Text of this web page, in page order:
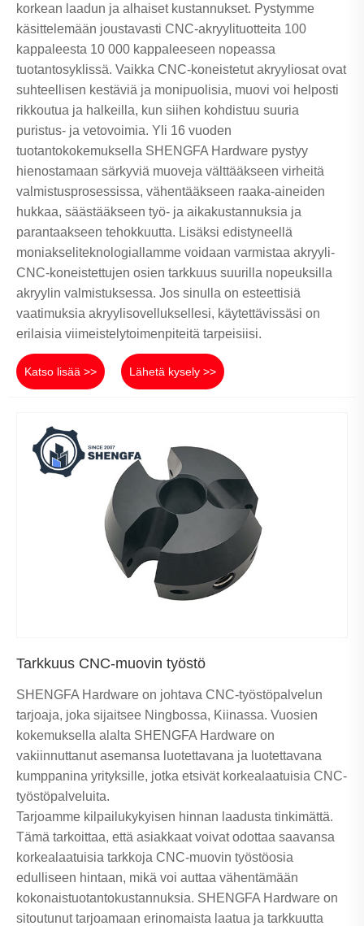
korkean laadun ja alhaiset kustannukset. Pystymme
käsittelemään joustavasti CNC-akryylituotteita 100
kappaleesta 10 000 kappaleeseen nopeassa
tuotantosyklissä. Vaikka CNC-koneistetut akryyliosat ovat
suhteellisen kestäviä ja monipuolisia, muovi voi helposti
rikkoutua ja halkeilla, kun siihen kohdistuu suuria
puristus- ja vetovoimia. Yli 16 vuoden
tuotantokokemuksella SHENGFA Hardware pystyy
hienostamaan särkyviä muoveja välttääkseen virheitä
valmistusprosessissa, vähentääkseen raaka-aineiden
hukkaa, säästääkseen työ- ja aikakustannuksia ja
parantaakseen tehokkuutta. Lisäksi edistyneellä
moniakseliteknologiallamme voidaan varmistaa akryyli-
CNC-koneistettujen osien tarkkuus suurilla nopeuksilla
akryylin valmistuksessa. Jos sinulla on esteettisiä
vaatimuksia akryylisovelluksellesi, käytettävissäsi on
erilaisia ​​viimeistelytoimenpiteitä tarpeisiisi.
Katso lisää >> Lähetä kysely >>
Tarkkuus CNC-muovin työstö
SHENGFA Hardware on johtava CNC-työstöpalvelun
tarjoaja, joka sijaitsee Ningbossa, Kiinassa. Vuosien
kokemuksella alalta SHENGFA Hardware on
vakiinnuttanut asemansa luotettavana ja luotettavana
kumppanina yrityksille, jotka etsivät korkealaatuisia CNC-
työstöpalveluita.
Tarjoamme kilpailukykyisen hinnan laadusta tinkimättä.
Tämä tarkoittaa, että asiakkaat voivat odottaa saavansa
korkealaatuisia tarkkoja CNC-muovin työstöosia
edulliseen hintaan, mikä voi auttaa vähentämään
kokonaistuotantokustannuksia. SHENGFA Hardware on
sitoutunut tarjoamaan erinomaista laatua ja tarkkuutta